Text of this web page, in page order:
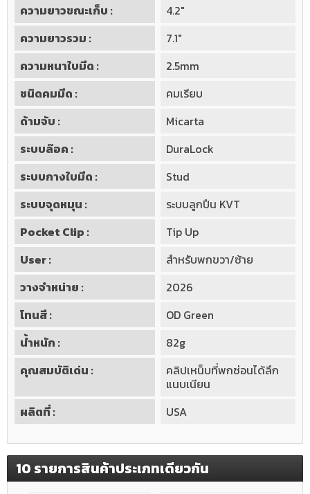
ความยาวขณะเก็บ :
4.2"
ความยาวรวม :
7.1"
ความหนาใบมีด :
2.5mm
ชนิดคมมีด :
คมเรียบ
ด้ามจับ :
Micarta
ระบบล๊อค :
DuraLock
ระบบกางใบมีด :
Stud
ระบบจุดหมุน :
ระบบลูกปืน KVT
Pocket Clip :
Tip Up
User :
สำหรับพกขวา/ซ้าย
วางจำหน่าย :
2026
โทนสี :
OD Green
น้ำหนัก :
82g
คุณสมบัติเด่น :
คลิปเหน็บที่พกซ่อนได้ลึก
แนบเนียน
ผลิตที่ :
USA
10 รายการสินค้าประเภทเดียวกัน